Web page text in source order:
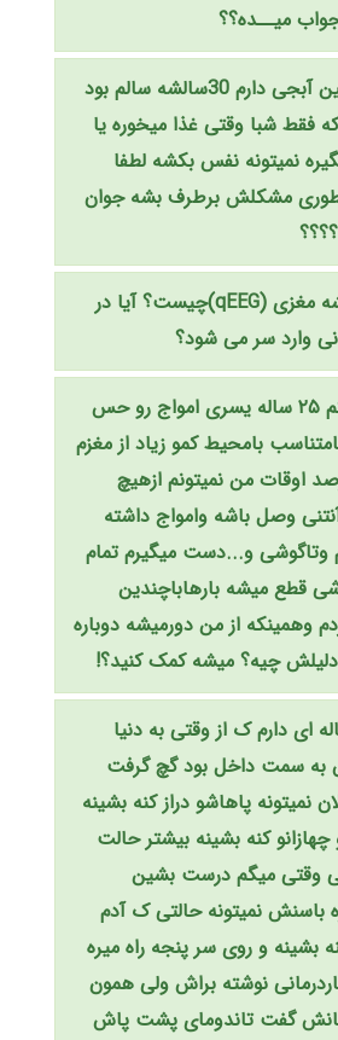
جواب میــده؟؟
سلام خسته نباشین آبجی دارم 30سالشه سالم بود
که فقط شبا وقتی غذا میخوره یا
نمیتونه نفس بکشه لطفا
مشکلش برطرف بشه جوان
عوارض انجام نقشه مغزی (qEEG)چیست؟ آیا در
وارد سر می شود؟
سلام پسری هستم ۲۵ ساله یسری امواج رو حس
بامحیط کمو زیاد از مغزم
میشه ۹۰درصد اوقات من نمیتونم ازهیچ
وصل باشه وامواج داشته
وتاگوشی و...دست میگیرم تمام
قطع میشه بارهاباچندین
وهمینکه از من دورمیشه دوباره
چیه؟ میشه کمک کنید؟!
دختر ۲.۵ساله ای دارم ک از وقتی به دنیا
به سمت داخل بود گچ گرفت
نمیتونه پاهاشو دراز کنه بشینه
چهازانو کنه بشینه بیشتر حالت
وقتی میگم درست بشین
باسنش نمیتونه حالتی ک آدم
بشینه و روی سر پنجه راه میره
نوشته براش ولی همون
گفت تاندومای پشت پاش